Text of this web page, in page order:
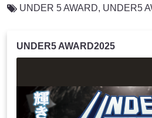
UNDER 5 AWARD, UNDER5
UNDER5 AWARD2025